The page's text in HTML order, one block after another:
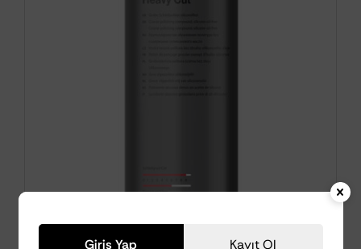
Giriş Yap Kayıt Ol